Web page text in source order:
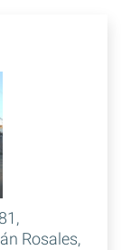
Rosales,